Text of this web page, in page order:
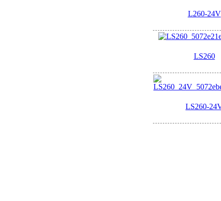
L260-24V
LS260
LS260-